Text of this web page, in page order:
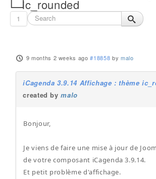
ic_rounded
1
9 months 2 weeks ago #18858 by malo
iCagenda 3.9.14 Affichage : thème
created bymalo
Bonjour,
Je viens de faire une mise à jour de
de votre composant iCagenda 3.9.14.
Et petit problème d'affichage.